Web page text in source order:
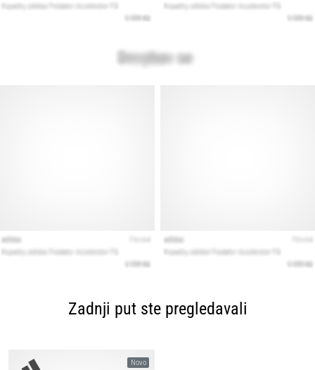
Zadnji put ste pregledavali
Novo